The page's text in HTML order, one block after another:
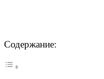
Содержание: